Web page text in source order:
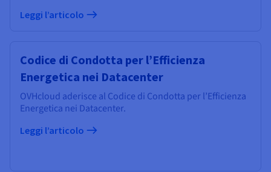
Leggi l’articolo
Codice di Condotta per l’Efficienza
Energetica nei Datacenter
OVHcloud aderisce al Codice di Condotta per l’Efficienza
Energetica nei Datacenter.
Leggi l’articolo